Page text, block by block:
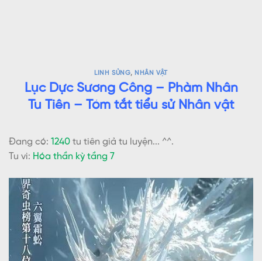
LINH SỦNG, NHÂN VẬT
Lục Dực Sương Công – Phàm Nhân
Tu Tiên – Tóm tắt tiểu sử Nhân vật
Đang có: 1240 tu tiên giả tu luyện... ^^.
Tu vi: Hóa thần kỳ tầng 7